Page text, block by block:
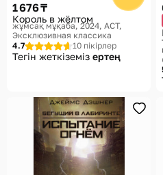
1 676 ₸
Король в жёлтом
жұмсақ мұқаба, 2024 АСТ,
Эксклюзивная классика
4.7
10 пікірлер
Тегін жеткіземіз ертең